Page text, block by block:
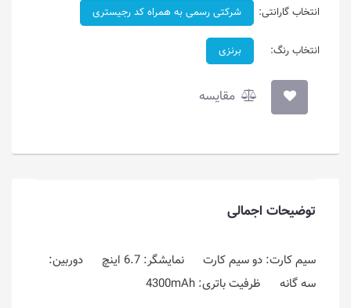
انتخاب گارانتی: شرکتی رسمی به همراه کد رجیستری
انتخاب رنگ: برنزی
مقایسه
توضیحات اجمالی
سیم کارت: دو سیم کارت نمایشگر: 6.7 اینچ دوربین:
سه گانه ظرفیت باتری: 4300mAh